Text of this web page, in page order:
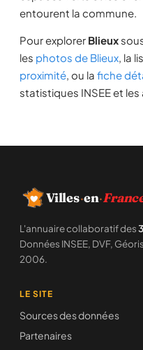
entourent la commune.
Pour explorer Blieux
les photos de Blieux, la
proximité, ou la fiche
statistiques INSEE et
Villes·en·
L'annuaire collaboratif des
Données INSEE, DVF,
2006.
LE SITE
Sources des données
Partenaires